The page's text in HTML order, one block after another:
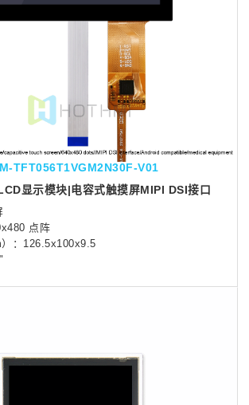
TFT056T1VGM2N30F-V01
显示模块|电容式触摸屏MIPI DSI接口
点阵
：126.5x100x9.5